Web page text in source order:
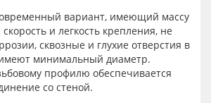
вариант, имеющий массу
и легкость крепления, не
сквозные и глухие отверстия в
минимальный диаметр.
профилю обеспечивается
со стеной.